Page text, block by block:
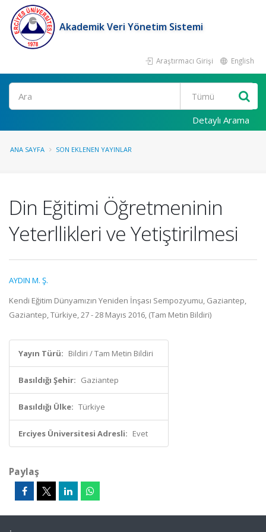
Akademik Veri Yönetim Sistemi
Araştırmacı Girişi English
Ara
Detaylı Arama
ANA SAYFA SON EKLENEN YAYINLAR
Din Eğitimi Öğretmeninin
Yeterllikleri ve Yetiştirilmesi
AYDIN M. Ş.
Kendi Eğitim Dünyamızın Yeniden İnşası Sempozyumu, Gaziantep,
Gaziantep, Türkiye, 27 - 28 Mayıs 2016, (Tam Metin Bildiri)
Yayın Türü: Bildiri / Tam Metin Bildiri
Basıldığı Şehir: Gaziantep
Basıldığı Ülke: Türkiye
Erciyes Üniversitesi Adresli: Evet
Paylaş